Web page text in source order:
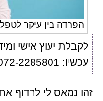
הפרדה בין עיקר לטפל
לקבלת יעוץ אישי
עכשיו: 072-2285801
זהו נמאס לי לרדוף